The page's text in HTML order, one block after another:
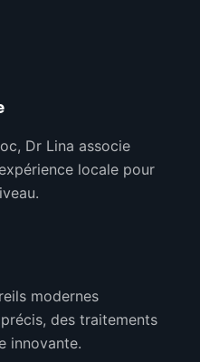
Dr Lina associe
locale pour
modernes
des traitements
innovante.